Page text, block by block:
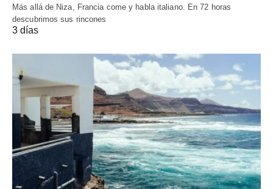
Más allá de Niza, Francia come y habla italiano. En 72 horas
descubrimos sus rincones
3 días